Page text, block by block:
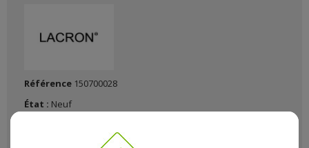
Référence 150700028
État : Neuf